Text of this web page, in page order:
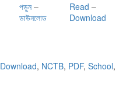
পড়ুন–
ডাউনলোড
Read –
Download
Download, NCTB, PDF, School,